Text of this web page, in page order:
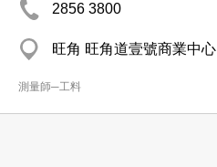
2856 3800
旺角 旺角道壹號商業中心
測量師─工料